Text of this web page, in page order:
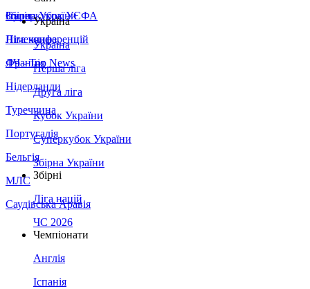
Збірна України
Італія
Німеччина
Франція
Нідерланди
Туреччина
Португалія
Бельгія
МЛС
Саудівська Аравія
Суперкубок УЄФА
Ліга конференцій
ЛЧ - Top News
Україна
Україна
Перша ліга
Друга ліга
Кубок України
Суперкубок України
Збірна України
Збірні
Ліга націй
ЧС 2026
Чемпіонати
Англія
Іспанія